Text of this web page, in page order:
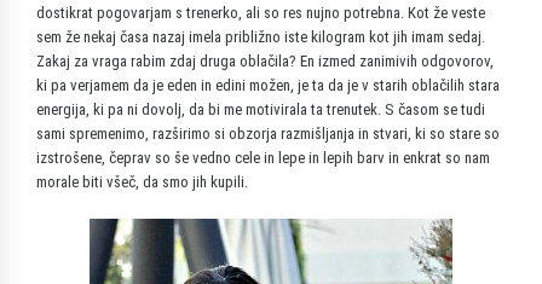
dostikrat pogovarjam s trenerko, ali so res nujno potrebna. Kot že veste
sem že nekaj časa nazaj imela približno iste kilogram kot jih imam sedaj.
Zakaj za vraga rabim zdaj druga oblačila? En izmed zanimivih odgovorov,
ki pa verjamem da je eden in edini možen, je ta da je v starih oblačilih stara
energija, ki pa ni dovolj, da bi me motivirala ta trenutek. S časom se tudi
sami spremenimo, razširimo si obzorja razmišljanja in stvari, ki so stare so
izstrošene, čeprav so še vedno cele in lepe in lepih barv in enkrat so nam
morale biti všeč, da smo jih kupili.